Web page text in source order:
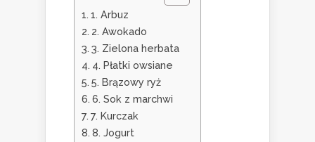
1. Arbuz
2. Awokado
3. Zielona herbata
4. Płatki owsiane
5. Brązowy ryż
6. Sok z marchwi
7. Kurczak
8. Jogurt